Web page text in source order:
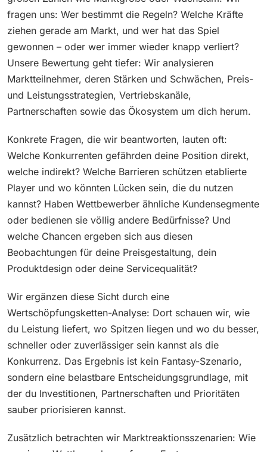
fragen uns: Wer bestimmt die Regeln? Welche Kräfte
ziehen gerade am Markt, und wer hat das Spiel
gewonnen – oder wer immer wieder knapp verliert?
Unsere Bewertung geht tiefer: Wir analysieren
Marktteilnehmer, deren Stärken und Schwächen, Preis-
und Leistungsstrategien, Vertriebskanäle,
Partnerschaften sowie das Ökosystem um dich herum.
Konkrete Fragen, die wir beantworten, lauten oft:
Welche Konkurrenten gefährden deine Position direkt,
welche indirekt? Welche Barrieren schützen etablierte
Player und wo könnten Lücken sein, die du nutzen
kannst? Haben Wettbewerber ähnliche Kundensegmente
oder bedienen sie völlig andere Bedürfnisse? Und
welche Chancen ergeben sich aus diesen
Beobachtungen für deine Preisgestaltung, dein
Produktdesign oder deine Servicequalität?
Wir ergänzen diese Sicht durch eine
Wertschöpfungsketten-Analyse: Dort schauen wir, wie
du Leistung liefert, wo Spitzen liegen und wo du besser,
schneller oder zuverlässiger sein kannst als die
Konkurrenz. Das Ergebnis ist kein Fantasy-Szenario,
sondern eine belastbare Entscheidungsgrundlage, mit
der du Investitionen, Partnerschaften und Prioritäten
sauber priorisieren kannst.
Zusätzlich betrachten wir Marktreaktionsszenarien: Wie